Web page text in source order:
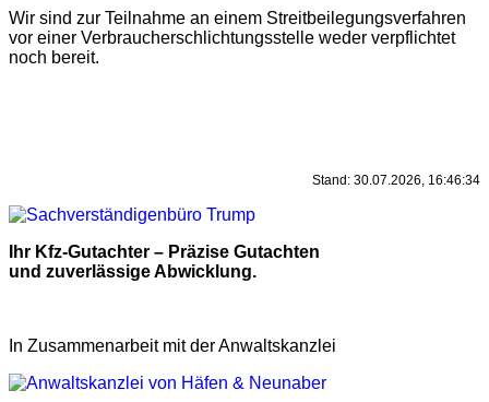
Wir sind zur Teilnahme an einem Streitbeilegungsverfahren
vor einer Verbraucherschlichtungsstelle weder verpflichtet
noch bereit.
Stand: 30.07.2026, 16:46:34
Ihr Kfz-Gutachter – Präzise Gutachten
und zuverlässige Abwicklung.
In Zusammenarbeit mit der Anwaltskanzlei